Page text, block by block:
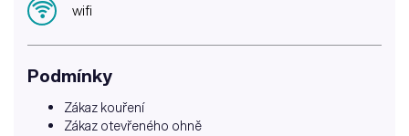
wifi
Podmínky
Zákaz kouření
Zákaz otevřeného ohně